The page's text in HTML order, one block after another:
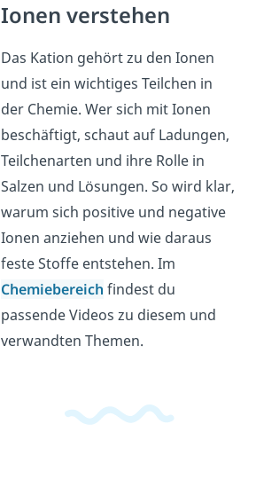
Ionen verstehen
Das Kation gehört zu den Ionen
und ist ein wichtiges Teilchen in
der Chemie. Wer sich mit Ionen
beschäftigt, schaut auf Ladungen,
Teilchenarten und ihre Rolle in
Salzen und Lösungen. So wird klar,
warum sich positive und negative
Ionen anziehen und wie daraus
feste Stoffe entstehen. Im
Chemiebereich findest du
passende Videos zu diesem und
verwandten Themen.